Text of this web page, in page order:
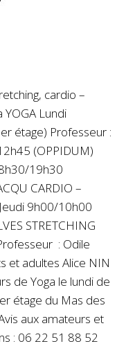
cardio –
Lundi
étage) Professeur :
(OPPIDUM)
19h30
CARDIO –
9h00/10h00
STRETCHING
: Odile
et adultes Alice NIN
de Yoga le lundi de
étage du Mas des
aux amateurs et
: 06 22 51 88 52